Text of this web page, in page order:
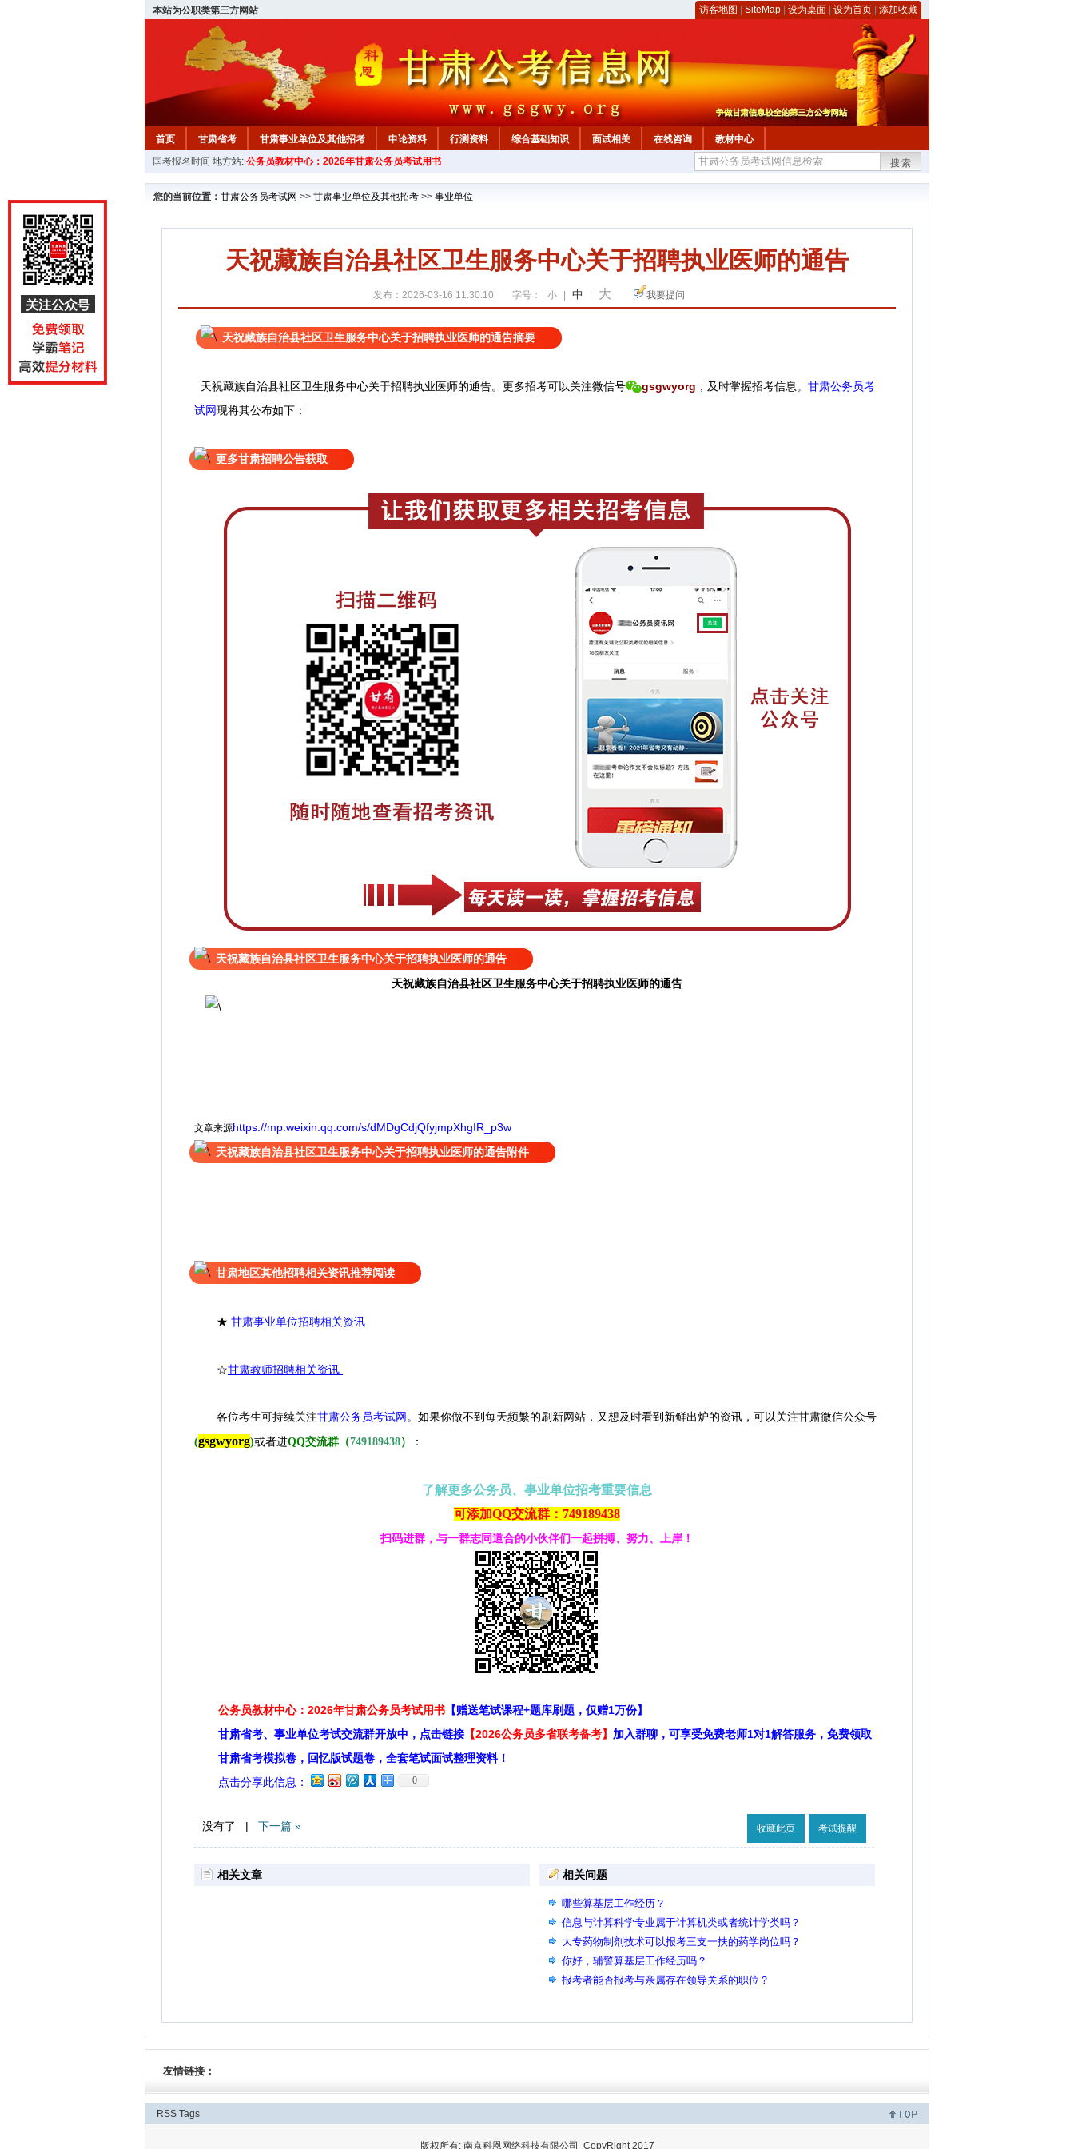
本站为公职类第三方网站 访客地图 SiteMap 设为桌面 设为首页 添加收藏
首页 甘肃省考 甘肃事业单位及其他招考 申论资料 行测资料 综合基础知识 面试相关 在线咨询
教材中心
国考报名时间 地方站: 公务员教材中心：2026年甘肃公务员考试用书 搜索
您的当前位置： 甘肃公务员考试网 >> 甘肃事业单位及其他招考 >> 事业单位
天祝藏族自治县社区卫生服务中心关于招聘执业医师的通告
发布：2026-03-16 11:30:10 字号： 小 中 大 我要提问
天祝藏族自治县社区卫生服务中心关于招聘执业医师的通告摘要
天祝藏族自治县社区卫生服务中心关于招聘执业医师的通告。 更多招考可以关注微信号 gsgwyorg ， 及时掌握招考信息。 甘肃公务员考
试网现将其公布如下：
更多甘肃招聘公告获取
天祝藏族自治县社区卫生服务中心关于招聘执业医师的通告
天祝藏族自治县社区卫生服务中心关于招聘执业医师的通告
文章来源https://mp.weixin.qq.com/s/dMDgCdjQfyjmpXhgIR_p3w
天祝藏族自治县社区卫生服务中心关于招聘执业医师的通告附件
甘肃地区其他招聘相关资讯推荐阅读
★ 甘肃事业单位招聘相关资讯
☆甘肃教师招聘相关资讯
各位考生可持续关注甘肃公务员考试网 。 如果你做不到每天频繁的刷新网站，又想及时看到新鲜出炉的资讯，可以关注甘肃微信公众号
(gsgwyorg)或者进QQ交流群（749189438） ：
了解更多公务员、事业单位招考重要信息
可添加QQ交流群：749189438
扫码进群，与一群志同道合的小伙伴们一起拼搏、努力、上岸！
公务员教材中心：2026年甘肃公务员考试用书 【赠送笔试课程+题库刷题，仅赠1万份】
甘肃省考、事业单位考试交流群开放中，点击链接 【2026公务员多省联考备考】 加入群聊，可享受免费老师1对1解答服务，免费领取
甘肃省考模拟卷，回忆版试题卷，全套笔试面试整理资料！
点击分享此信息：
0
没有了 | 下一篇 » 收藏此页 考试提醒
相关文章 相关问题
哪些算基层工作经历？
信息与计算科学专业属于计算机类或者统计学类吗？
大专药物制剂技术可以报考三支一扶的药学岗位吗？
你好，辅警算基层工作经历吗？
报考者能否报考与亲属存在领导关系的职位？
友情链接：
RSS Tags
版权所有: 南京科恩网络科技有限公司 CopyRight 2017